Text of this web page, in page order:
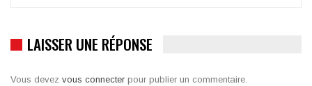
LAISSER UNE RÉPONSE
Vous devez vous connecter pour publier un commentaire.